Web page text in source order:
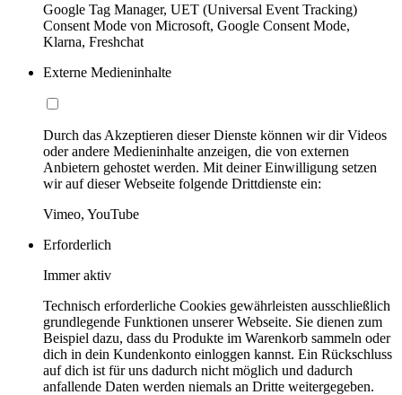
Google Tag Manager, UET (Universal Event Tracking)
Consent Mode von Microsoft, Google Consent Mode,
Klarna, Freshchat
Externe Medieninhalte
Durch das Akzeptieren dieser Dienste können wir dir Videos
oder andere Medieninhalte anzeigen, die von externen
Anbietern gehostet werden. Mit deiner Einwilligung setzen
wir auf dieser Webseite folgende Drittdienste ein:
Vimeo, YouTube
Erforderlich
Immer aktiv
Technisch erforderliche Cookies gewährleisten ausschließlich
grundlegende Funktionen unserer Webseite. Sie dienen zum
Beispiel dazu, dass du Produkte im Warenkorb sammeln oder
dich in dein Kundenkonto einloggen kannst. Ein Rückschluss
auf dich ist für uns dadurch nicht möglich und dadurch
anfallende Daten werden niemals an Dritte weitergegeben.